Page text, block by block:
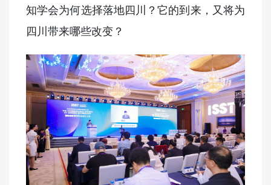
知学会为何选择落地四川？它的到来，又将为
四川带来哪些改变？